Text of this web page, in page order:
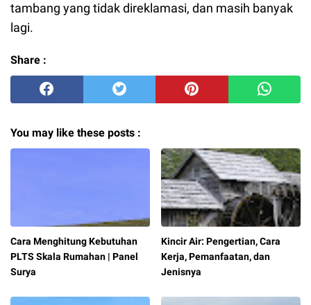
tambang yang tidak direklamasi, dan masih banyak
lagi.
Share :
You may like these posts :
Cara Menghitung Kebutuhan
PLTS Skala Rumahan | Panel
Surya
Kincir Air: Pengertian, Cara
Kerja, Pemanfaatan, dan
Jenisnya